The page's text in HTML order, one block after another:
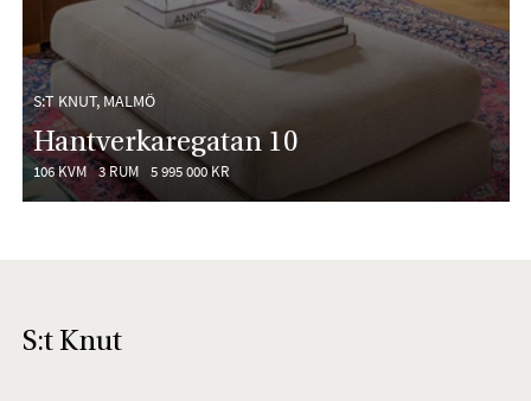
S:T KNUT, MALMÖ
Hantverkaregatan 10
106 KVM 3 RUM 5 995 000 KR
S:t Knut